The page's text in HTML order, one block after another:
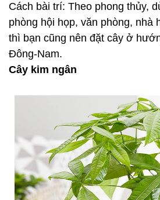
Cách bài trí: Theo phong thủy,
phòng hội họp, văn phòng, nhà
thì bạn cũng nên đặt cây ở
Đông-Nam.
Cây kim ngân